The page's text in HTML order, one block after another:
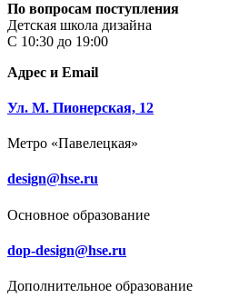
По вопросам поступления
Детская школа дизайна
С 10:30 до 19:00
Адрес и Email
Ул. М. Пионерская, 12
Метро «Павелецкая»
design@hse.ru
Основное образование
dop-design@hse.ru
Дополнительное образование